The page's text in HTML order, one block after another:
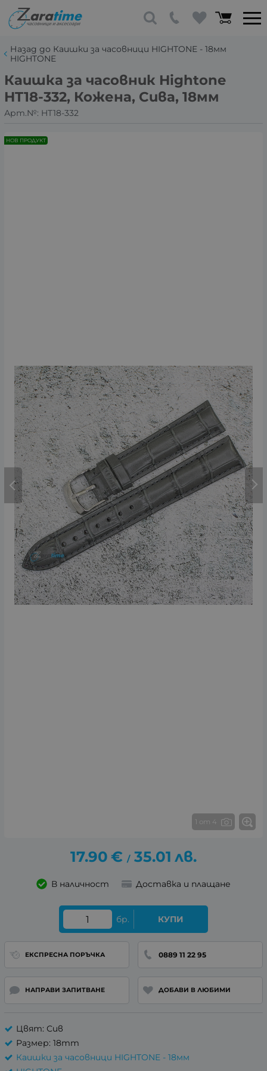
Назад до Каишки за часовници HIGHTONE - 18мм
HIGHTONE
Каишка за часовник Hightone
HT18-332, Кожена, Сива, 18мм
Арт.№: HT18-332
1 от 4
НОВ ПРОДУКТ
17.90 € / 35.01 лв.
В наличност Доставка и плащане
бр. КУПИ
ЕКСПРЕСНА ПОРЪЧКА 0889 11 22 95
НАПРАВИ ЗАПИТВАНЕ ДОБАВИ В ЛЮБИМИ
Цвят: Сив
Размер: 18mm
Каишки за часовници HIGHTONE - 18мм